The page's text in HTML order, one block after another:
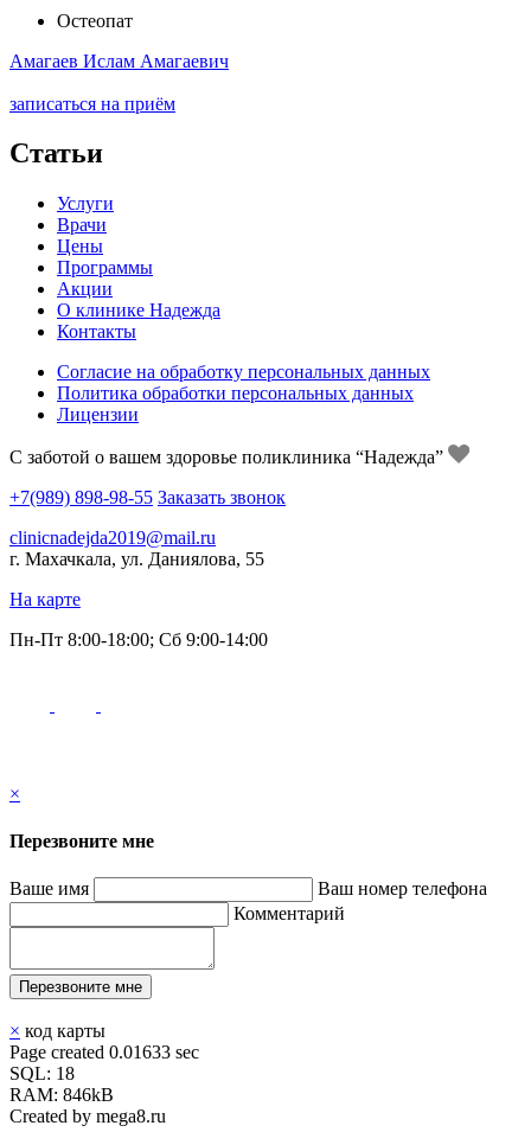
Остеопат
Амагаев Ислам Амагаевич
записаться на приём
Статьи
Услуги
Врачи
Цены
Программы
Акции
О клинике Надежда
Контакты
Согласие на обработку персональных данных
Политика обработки персональных данных
Лицензии
С заботой о вашем здоровье поликлиника “Надежда”
+7(989) 898-98-55 Заказать звонок
clinicnadejda2019@mail.ru
г. Махачкала, ул. Даниялова, 55
На карте
Пн-Пт 8:00-18:00; Сб 9:00-14:00
×
Перезвоните мне
Ваше имя
Ваш номер телефона
Комментарий
Перезвоните мне
× код карты
Page created 0.01633 sec
SQL: 18
RAM: 846kB
Created by mega8.ru